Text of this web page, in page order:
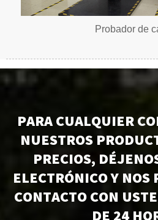
Probador de
PARA CUALQUIER
NUESTROS
PRECIOS,
ELECTRÓNICO Y NOS
CONTACTO CON
DE 24